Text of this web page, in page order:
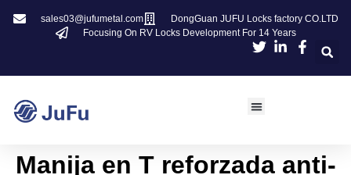
sales03@jufumetal.com
DongGuan JUFU Locks factory CO.LTD
Focusing On RV Locks Development For 14 Years
Manija en T reforzada anti-